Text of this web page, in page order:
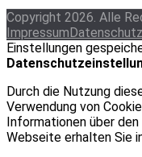
Copyright 2026. Alle
ImpressumDatenschutz
Einstellungen
Durch die Nutzung
Verwendung von
Informationen über
Webseite erhalten Sie